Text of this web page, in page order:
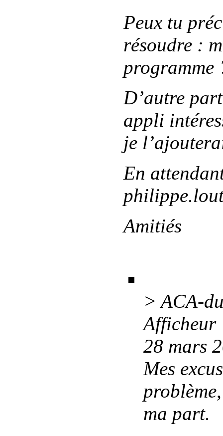
Peux tu
résoudre :
programme
D’autre
appli
je
En
Amitiés
> ACA-
Afficheur
28 mars
Mes
ma part.